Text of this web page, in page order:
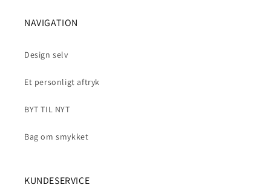
NAVIGATION
Design selv
Et personligt aftryk
BYT TIL NYT
Bag om smykket
KUNDESERVICE